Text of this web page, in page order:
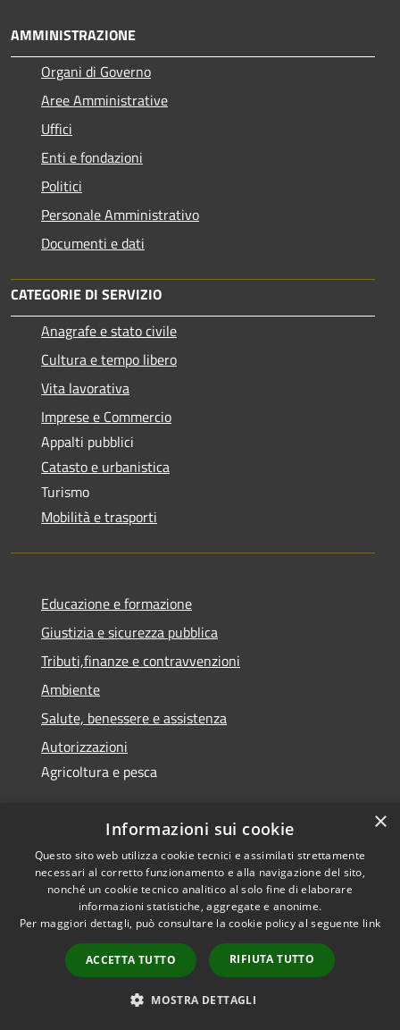
AMMINISTRAZIONE
Organi di Governo
Aree Amministrative
Uffici
Enti e fondazioni
Politici
Personale Amministrativo
Documenti e dati
CATEGORIE DI SERVIZIO
Anagrafe e stato civile
Cultura e tempo libero
Vita lavorativa
Imprese e Commercio
Appalti pubblici
Catasto e urbanistica
Turismo
Mobilità e trasporti
Educazione e formazione
Giustizia e sicurezza pubblica
Tributi,finanze e contravvenzioni
Ambiente
Salute, benessere e assistenza
Autorizzazioni
Agricoltura e pesca
Notizie
Comunicati
VIVERE IL COMUNE
×
Informazioni sui cookie
Questo sito web utilizza cookie tecnici e assimilati strettamente
necessari al corretto funzionamento e alla navigazione del sito,
nonché un cookie tecnico analitico al solo fine di elaborare
informazioni statistiche, aggregate e anonime.
Per maggiori dettagli, può consultare la cookie policy al seguente link
ACCETTA TUTTO RIFIUTA TUTTO
MOSTRA DETTAGLI